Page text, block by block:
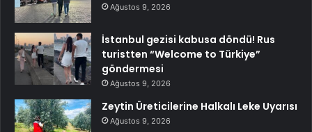
Ağustos 9, 2026
İstanbul gezisi kabusa döndü! Rus
turistten “Welcome to Türkiye”
göndermesi
Ağustos 9, 2026
Zeytin Üreticilerine Halkalı Leke Uyarısı
Ağustos 9, 2026